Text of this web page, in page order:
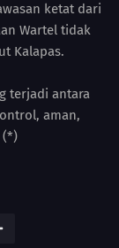
ketat dari
Wartel tidak
Kalapas.
terjadi antara
aman,
(*)